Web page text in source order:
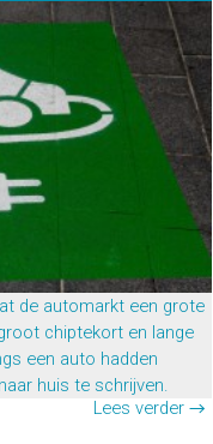
de automarkt een grote
chiptekort en lange
een auto hadden
huis te schrijven.
Lees verder →